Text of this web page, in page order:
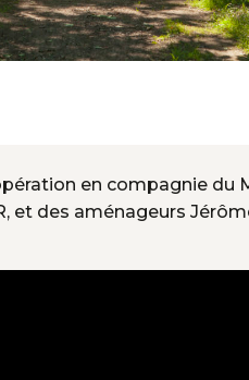
en compagnie du
et des aménageurs